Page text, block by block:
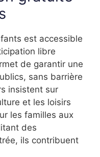
est accessible
libre
de garantir une
sans barrière
insistent sur
et les loisirs
les familles aux
des
ils contribuent